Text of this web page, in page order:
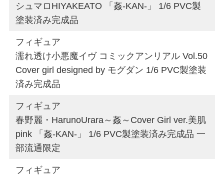
シュマロHIYAKEATO 「姦-KAN-」 1/6 PVC製
塗装済み完成品
フィギュア
濡れ透け小悪魔イヴ コミックアンリアル Vol.50
Cover girl designed by モグダン 1/6 PVC製塗装
済み完成品
フィギュア
春野麗・HarunoUrara～姦～Cover Girl ver.美肌
pink 「姦-KAN-」 1/6 PVC製塗装済み完成品 一
部流通限定
フィギュア